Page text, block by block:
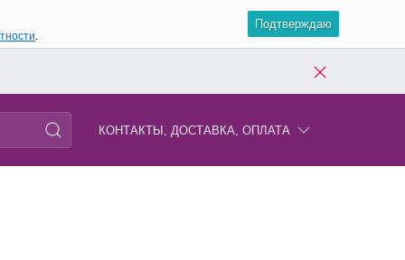
.
Подтверждаю
КОНТАКТЫ, ДОСТАВКА, ОПЛАТА